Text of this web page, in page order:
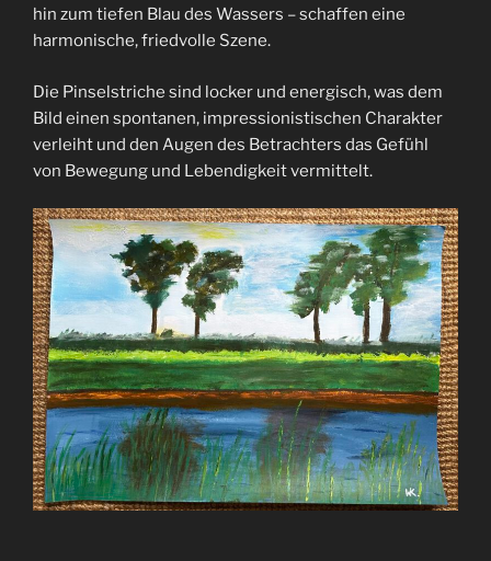
hin zum tiefen Blau des Wassers – schaffen eine
harmonische, friedvolle Szene.
Die Pinselstriche sind locker und energisch, was dem
Bild einen spontanen, impressionistischen Charakter
verleiht und den Augen des Betrachters das Gefühl
von Bewegung und Lebendigkeit vermittelt.